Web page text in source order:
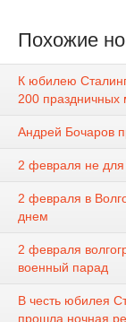
Похожие
К юбилею
200 праздничных
Андрей Бочаров
2 февраля не для
2 февраля в
днем
2 февраля
военный парад
В честь юбилея
прошла ночная